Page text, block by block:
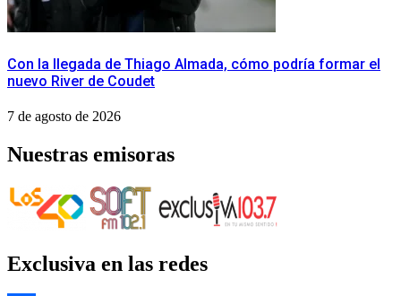
Con la llegada de Thiago Almada, cómo podría formar el
nuevo River de Coudet
7 de agosto de 2026
Nuestras emisoras
Exclusiva en las redes